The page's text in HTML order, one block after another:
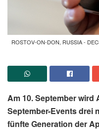
ROSTOV-ON-DON, RUSSIA -
Am 10. September wird
September-Events drei
fünfte Generation der